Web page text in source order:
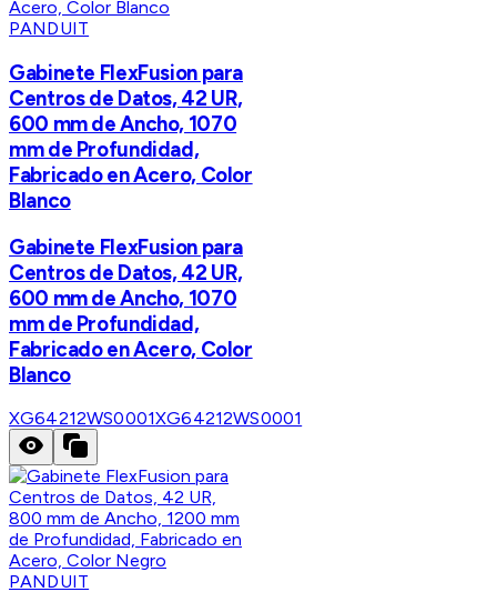
PANDUIT
Gabinete FlexFusion para
Centros de Datos, 42 UR,
600 mm de Ancho, 1070
mm de Profundidad,
Fabricado en Acero, Color
Blanco
Gabinete FlexFusion para
Centros de Datos, 42 UR,
600 mm de Ancho, 1070
mm de Profundidad,
Fabricado en Acero, Color
Blanco
XG64212WS0001XG64212WS0001
PANDUIT